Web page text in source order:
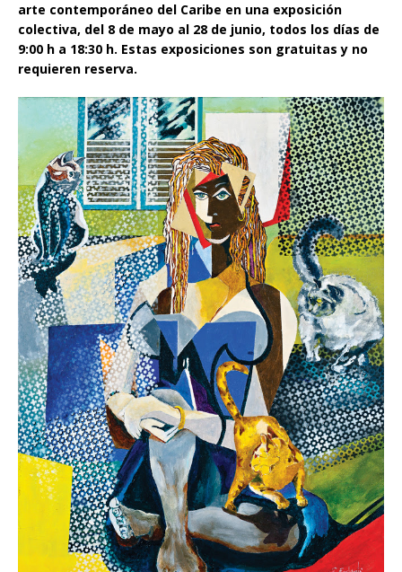
arte contemporáneo del Caribe en una exposición
colectiva, del 8 de mayo al 28 de junio, todos los días de
9:00 h a 18:30 h. Estas exposiciones son gratuitas y no
requieren reserva.